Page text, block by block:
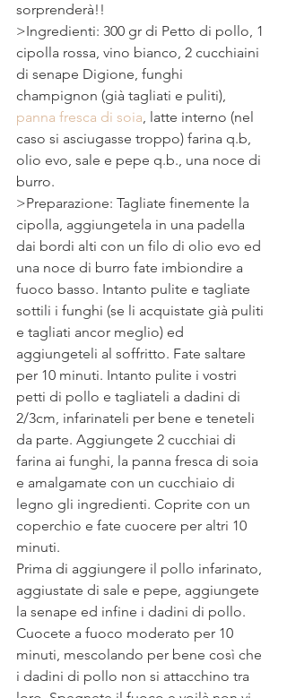
sorprenderà!!
>Ingredienti: 300 gr di Petto di pollo, 1
cipolla rossa, vino bianco, 2 cucchiaini
di senape Digione, funghi
champignon (già tagliati e puliti),
panna fresca di soia, latte interno (nel
caso si asciugasse troppo) farina q.b,
olio evo, sale e pepe q.b., una noce di
burro.
>Preparazione: Tagliate finemente la
cipolla, aggiungetela in una padella
dai bordi alti con un filo di olio evo ed
una noce di burro fate imbiondire a
fuoco basso. Intanto pulite e tagliate
sottili i funghi (se li acquistate già puliti
e tagliati ancor meglio) ed
aggiungeteli al soffritto. Fate saltare
per 10 minuti. Intanto pulite i vostri
petti di pollo e tagliateli a dadini di
2/3cm, infarinateli per bene e teneteli
da parte. Aggiungete 2 cucchiai di
farina ai funghi, la panna fresca di soia
e amalgamate con un cucchiaio di
legno gli ingredienti. Coprite con un
coperchio e fate cuocere per altri 10
minuti.
Prima di aggiungere il pollo infarinato,
aggiustate di sale e pepe, aggiungete
la senape ed infine i dadini di pollo.
Cuocete a fuoco moderato per 10
minuti, mescolando per bene così che
i dadini di pollo non si attacchino tra